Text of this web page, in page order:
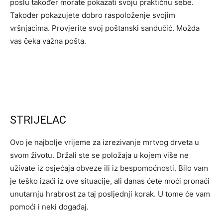
poslu također morate pokazati svoju praktičnu sebe.
Također pokazujete dobro raspoloženje svojim
vršnjacima. Provjerite svoj poštanski sandučić. Možda
vas čeka važna pošta.
STRIJELAC
Ovo je najbolje vrijeme za izrezivanje mrtvog drveta u
svom životu. Držali ste se položaja u kojem više ne
uživate iz osjećaja obveze ili iz bespomoćnosti. Bilo vam
je teško izaći iz ove situacije, ali danas ćete moći pronaći
unutarnju hrabrost za taj posljednji korak. U tome će vam
pomoći i neki događaj.